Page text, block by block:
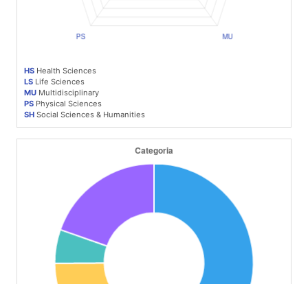
HS Health Sciences
LS Life Sciences
MU Multidisciplinary
PS Physical Sciences
SH Social Sciences & Humanities